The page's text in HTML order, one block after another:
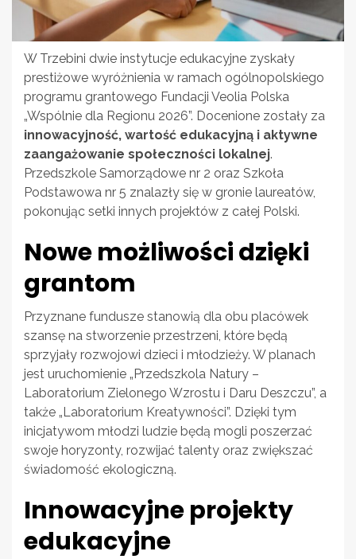
W Trzebini dwie instytucje edukacyjne zyskały
prestiżowe wyróżnienia w ramach ogólnopolskiego
programu grantowego Fundacji Veolia Polska
„Wspólnie dla Regionu 2026”. Docenione zostały za
innowacyjność, wartość edukacyjną i aktywne
zaangażowanie społeczności lokalnej.
Przedszkole Samorządowe nr 2 oraz Szkoła
Podstawowa nr 5 znalazły się w gronie laureatów,
pokonując setki innych projektów z całej Polski.
Nowe możliwości dzięki
grantom
Przyznane fundusze stanowią dla obu placówek
szansę na stworzenie przestrzeni, które będą
sprzyjały rozwojowi dzieci i młodzieży. W planach
jest uruchomienie „Przedszkola Natury –
Laboratorium Zielonego Wzrostu i Daru Deszczu”, a
także „Laboratorium Kreatywności”. Dzięki tym
inicjatywom młodzi ludzie będą mogli poszerzać
swoje horyzonty, rozwijać talenty oraz zwiększać
świadomość ekologiczną.
Innowacyjne projekty
edukacyjne